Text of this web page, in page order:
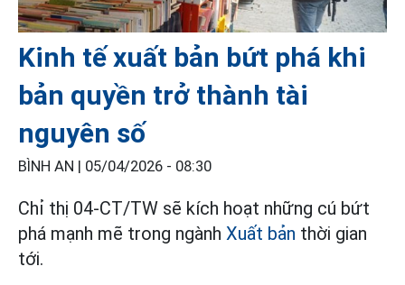
Kinh tế xuất bản bứt phá khi
bản quyền trở thành tài
nguyên số
BÌNH AN | 05/04/2026 - 08:30
Chỉ thị 04-CT/TW sẽ kích hoạt những cú bứt
phá mạnh mẽ trong ngành Xuất bản thời gian
tới.